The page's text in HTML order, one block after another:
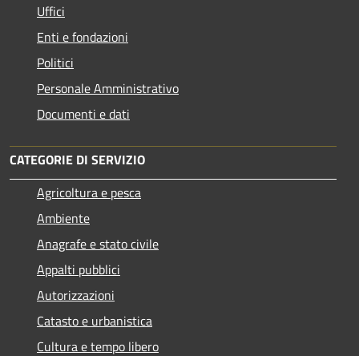
Uffici
Enti e fondazioni
Politici
Personale Amministrativo
Documenti e dati
CATEGORIE DI SERVIZIO
Agricoltura e pesca
Ambiente
Anagrafe e stato civile
Appalti pubblici
Autorizzazioni
Catasto e urbanistica
Cultura e tempo libero